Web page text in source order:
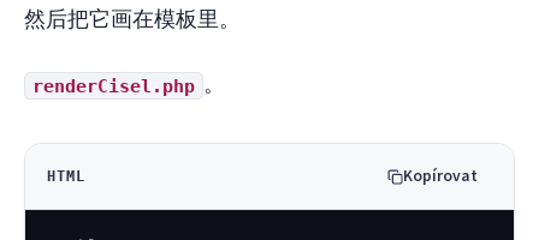
然后把它画在模板里。
renderCisel.php 。
HTML Kopírovat